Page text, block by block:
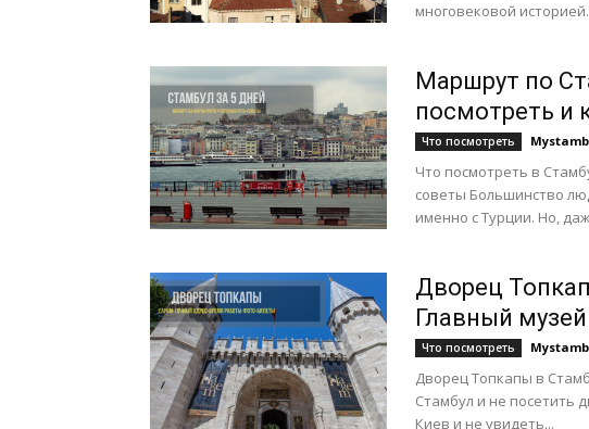
многовековой
Маршрут по
посмотреть и
Что посмотреть
Что посмотреть в
советы Большинство
именно с Турции. Но,
Дворец
Главный
Что посмотреть
Дворец Топкапы в
Стамбул и не посетить
Киев и не увидеть...